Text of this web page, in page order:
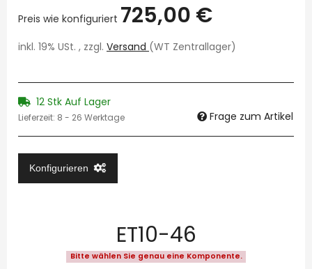
Preis wie konfiguriert 725,00 €
inkl. 19% USt. , zzgl. Versand (WT Zentrallager)
12 Stk Auf Lager
Lieferzeit: 8 - 26 Werktage Frage zum Artikel
Konfigurieren
ET10-46
Bitte wählen Sie genau eine Komponente.